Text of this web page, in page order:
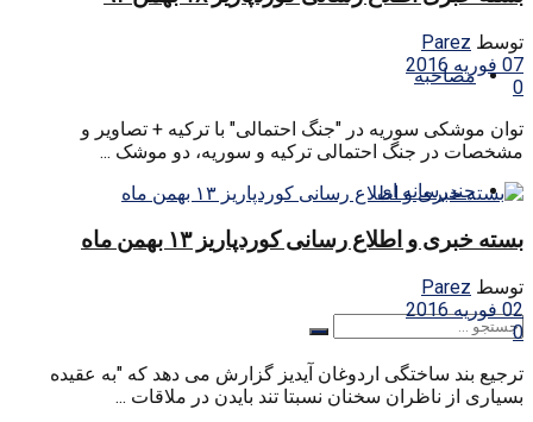
مصاحبه
چندرسانه ای
توسط Parez
07 فوریه 2016
0
توان موشکی سوریه در "جنگ احتمالی" با ترکیه + تصاویر و
مشخصات در جنگ احتمالی ترکیه و سوریه، دو موشک ...
بسته خبری و اطلاع رسانی کوردپاریز ۱۳ بهمن ماه
توسط Parez
02 فوریه 2016
0
ترجیع بند ساختگی اردوغان آیدیز گزارش می دهد که "به عقیده
بسیاری از ناظران سخنان نسبتا تند بایدن در ملاقات ...